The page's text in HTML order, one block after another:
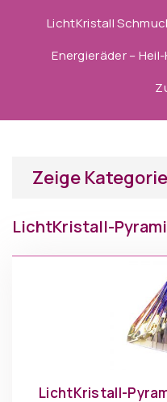
LichtKristall
Energieräder –
Zeige
LichtKristall-
LichtKristall-